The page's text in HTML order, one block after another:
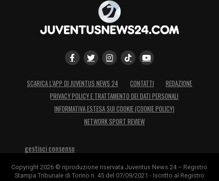
SCARICA L’APP DI JUVENTUS NEWS 24 CONTATTI
REDAZIONE
PRIVACY POLICY E TRATTAMENTO DEI DATI PERSONALI
INFORMATIVA ESTESA SUI COOKIE (COOKIE POLICY)
NETWORK SPORT REVIEW
gestisci consenso
Copyright 2026 © riproduzione riservata Juventus News 24 – Registro
Stampa Tribunale di Torino n. 45 del 07/09/2021 - Iscritto al Registro